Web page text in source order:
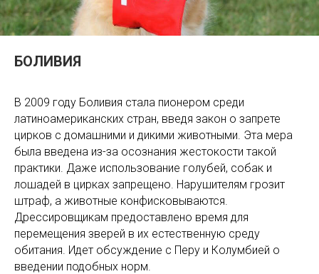
БОЛИВИЯ
В 2009 году Боливия стала пионером среди
латиноамериканских стран, введя закон о запрете
цирков с домашними и дикими животными. Эта мера
была введена из-за осознания жестокости такой
практики. Даже использование голубей, собак и
лошадей в цирках запрещено. Нарушителям грозит
штраф, а животные конфисковываются.
Дрессировщикам предоставлено время для
перемещения зверей в их естественную среду
обитания. Идет обсуждение с Перу и Колумбией о
введении подобных норм.